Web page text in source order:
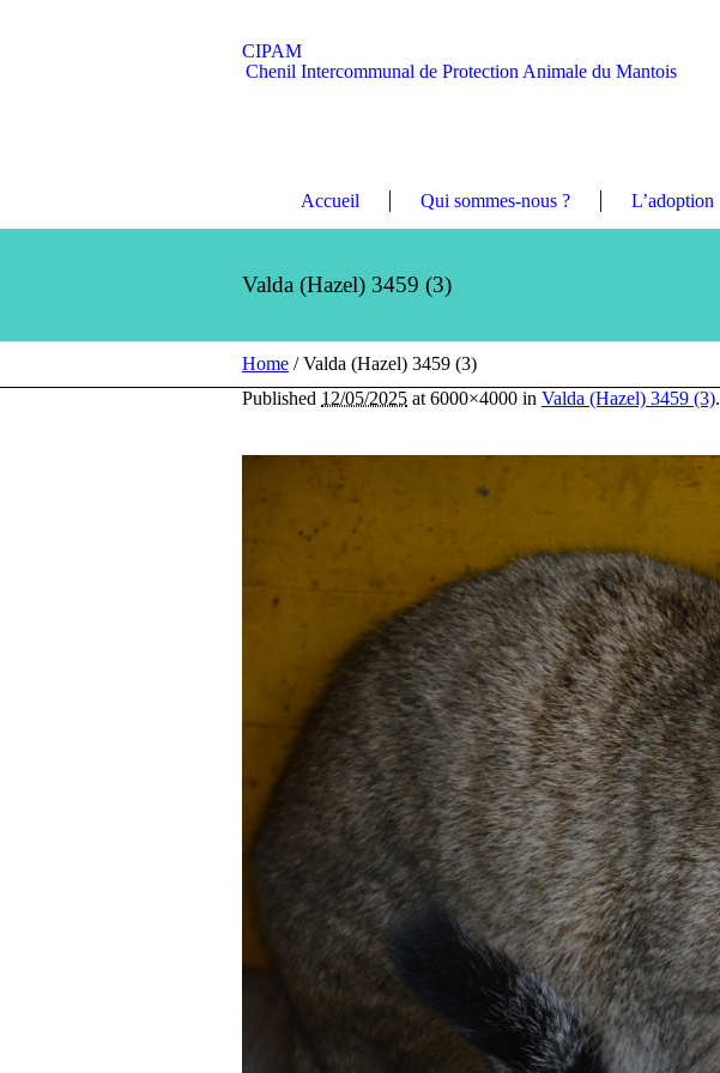
CIPAM
Chenil Intercommunal de Protection Animale du Mantois
Accueil Qui sommes-nous ? L’adoption
Valda (Hazel) 3459 (3)
Home /Valda (Hazel) 3459 (3)
Published 12/05/2025 at 6000×4000 in Valda (Hazel) 3459 (3).